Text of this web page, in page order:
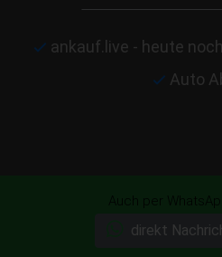
ankauf.live - heute
Auto
Dein Auto
Auch per
direkt